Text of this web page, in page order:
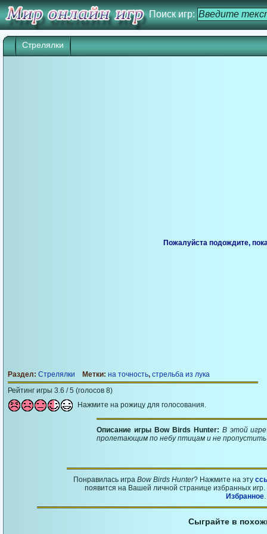
Поиск игр:
Стрелялки
Пожалуйста подождите,
Раздел: Стрелялки Метки: на точность, стрельба из лука
Рейтинг игры 3.6 / 5 (голосов 8)
Нажмите на рожицу для голосования.
Описание игры Bow Birds Hunter: В этой
пролетающим по небу птицам и не пропустить
Понравилась игра Bow Birds Hunter? Нажмите на эту
появится на Вашей личной странице избранных
Избранное.
Сыграйте в